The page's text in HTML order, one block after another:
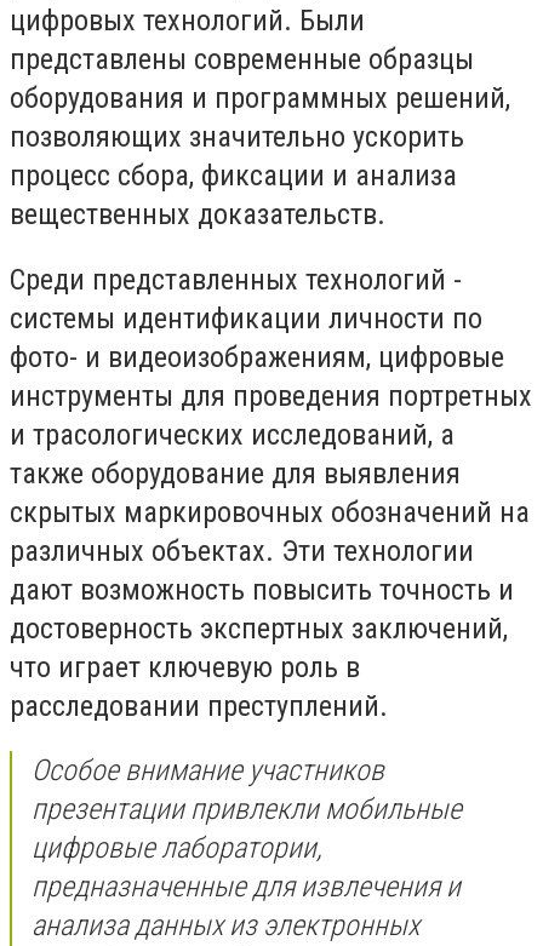
цифровых технологий. Были
представлены современные образцы
оборудования и программных решений,
позволяющих значительно ускорить
процесс сбора, фиксации и анализа
вещественных доказательств.
Среди представленных технологий -
системы идентификации личности по
фото- и видеоизображениям, цифровые
инструменты для проведения портретных
и трасологических исследований, а
также оборудование для выявления
скрытых маркировочных обозначений на
различных объектах. Эти технологии
дают возможность повысить точность и
достоверность экспертных заключений,
что играет ключевую роль в
расследовании преступлений.
Особое внимание участников
презентации привлекли мобильные
цифровые лаборатории,
предназначенные для извлечения и
анализа данных из электронных